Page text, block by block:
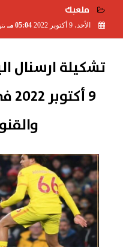
ملعبك
الأحد، 9 أكتوبر 2022 05:04 مـ
تشكيلة ارسنال
9